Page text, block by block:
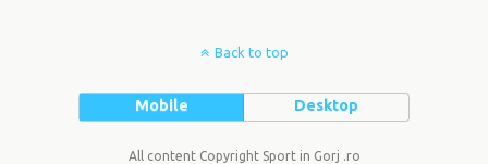
Back to top
Mobile Desktop
All content Copyright Sport in Gorj .ro